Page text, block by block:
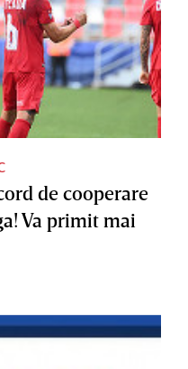
de cooperare
Va primit mai